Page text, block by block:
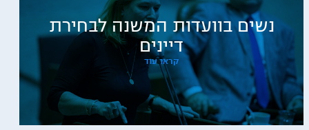
נשים בוועדות המשנה לבחירת
דיינים
קראו עוד